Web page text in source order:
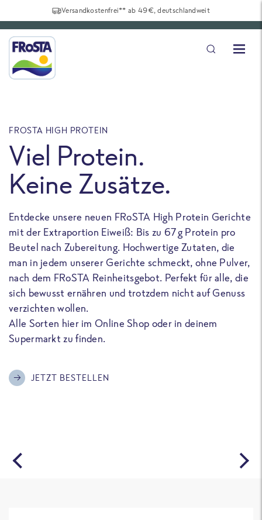
Versandkostenfrei** ab 49€, deutschlandweit
FROSTA HIGH PROTEIN
Viel Protein.
Keine Zusätze.
Entdecke unsere neuen FRoSTA High Protein Gerichte
mit der Extraportion Eiweiß: Bis zu 67 g Protein pro
Beutel nach Zubereitung. Hochwertige Zutaten, die
man in jedem unserer Gerichte schmeckt, ohne Pulver,
nach dem FRoSTA Reinheitsgebot. Perfekt für alle, die
sich bewusst ernähren und trotzdem nicht auf Genuss
verzichten wollen.
Alle Sorten hier im Online Shop oder in deinem
Supermarkt zu finden.
JETZT BESTELLEN